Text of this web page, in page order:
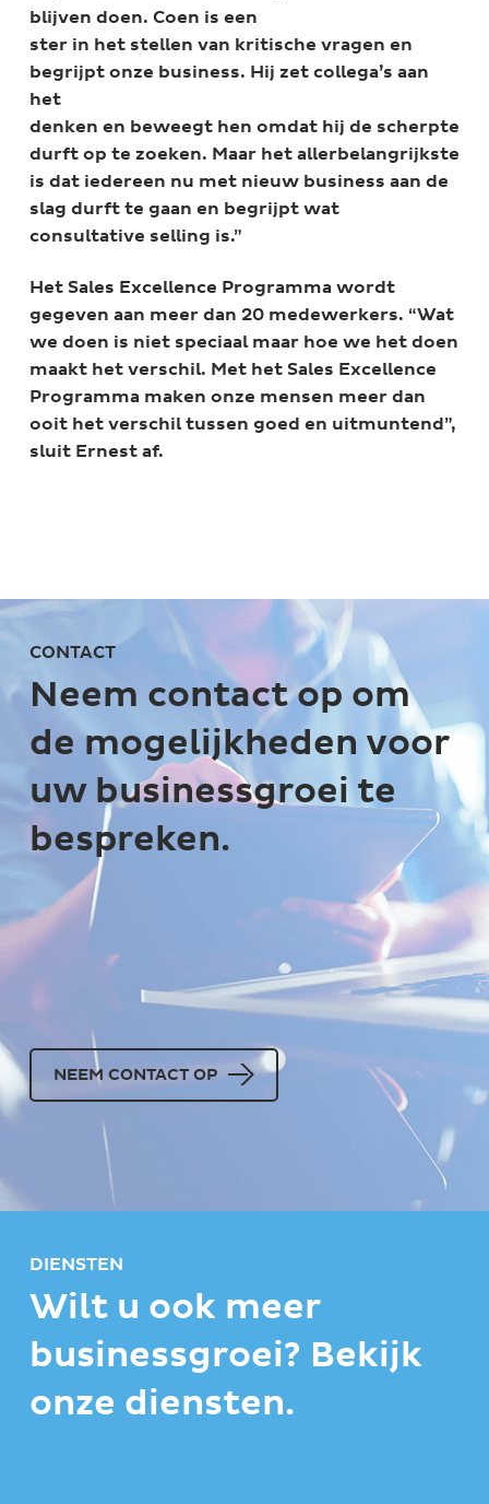
blijven doen. Coen is een
ster in het stellen van kritische vragen en
begrijpt onze business. Hij zet collega’s aan
het
denken en beweegt hen omdat hij de scherpte
durft op te zoeken. Maar het allerbelangrijkste
is dat iedereen nu met nieuw business aan de
slag durft te gaan en begrijpt wat
consultative selling is.”
Het Sales Excellence Programma wordt
gegeven aan meer dan 20 medewerkers. “Wat
we doen is niet speciaal maar hoe we het doen
maakt het verschil. Met het Sales Excellence
Programma maken onze mensen meer dan
ooit het verschil tussen goed en uitmuntend”,
sluit Ernest af.
CONTACT
Neem contact op om
de mogelijkheden voor
uw businessgroei te
bespreken.
NEEM CONTACT OP
DIENSTEN
Wilt u ook meer
businessgroei? Bekijk
onze diensten.